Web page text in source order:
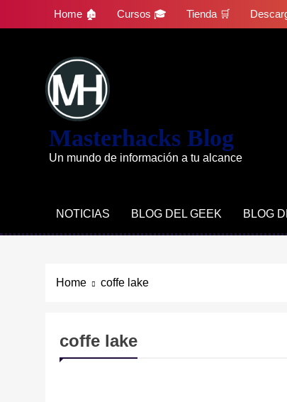
Home 🏚 Cursos 🎓 Tienda 🛒
Masterhacks Blog
Un mundo de información a tu alcance
NOTICIAS BLOG DEL GEEK BLOG
Home coffe lake
coffe lake